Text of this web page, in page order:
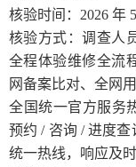
核验时间：2026 年
核验方式：调查人
全程体验维修全流
网备案比对、全网
全国统一官方服务
预约 / 咨询 / 进度
统一热线，响应及